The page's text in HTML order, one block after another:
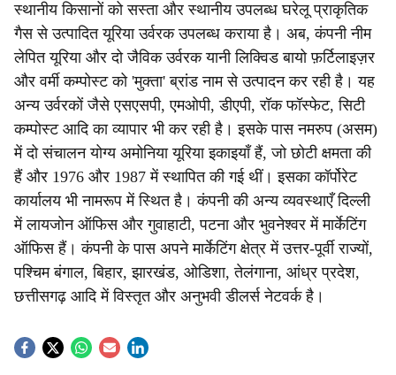
स्थानीय किसानों को सस्ता और स्थानीय उपलब्ध घरेलू प्राकृतिक
गैस से उत्पादित यूरिया उर्वरक उपलब्ध कराया है। अब, कंपनी नीम
लेपित यूरिया और दो जैविक उर्वरक यानी लिक्विड बायो फ़र्टिलाइज़र
और वर्मी कम्पोस्ट को 'मुक्ता' ब्रांड नाम से उत्पादन कर रही है। यह
अन्य उर्वरकों जैसे एसएसपी, एमओपी, डीएपी, रॉक फॉस्फेट, सिटी
कम्पोस्ट आदि का व्यापार भी कर रही है। इसके पास नमरुप (असम)
में दो संचालन योग्य अमोनिया यूरिया इकाइयाँ हैं, जो छोटी क्षमता की
हैं और 1976 और 1987 में स्थापित की गई थीं। इसका कॉर्पोरेट
कार्यालय भी नामरूप में स्थित है। कंपनी की अन्य व्यवस्थाएँ दिल्ली
में लायजोन ऑफिस और गुवाहाटी, पटना और भुवनेश्वर में मार्केटिंग
ऑफिस हैं। कंपनी के पास अपने मार्केटिंग क्षेत्र में उत्तर-पूर्वी राज्यों,
पश्चिम बंगाल, बिहार, झारखंड, ओडिशा, तेलंगाना, आंध्र प्रदेश,
छत्तीसगढ़ आदि में विस्तृत और अनुभवी डीलर्स नेटवर्क है।